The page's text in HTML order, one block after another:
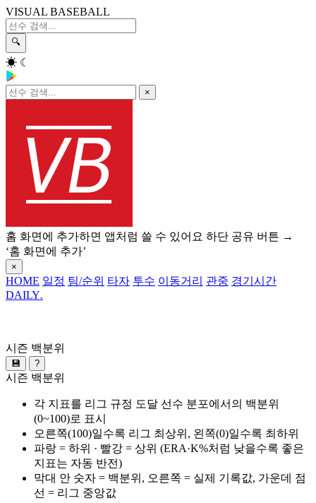
VISUAL BASEBALL
🔍
☀ ☾
×
홈 화면에 추가하면 앱처럼 쓸 수 있어요 하단 공유 버튼 →
‘홈 화면에 추가’
×
HOME 일정 팀/순위 타자 투수 이동거리 관중 경기시간
DAILY.
시즌 백분위
💾 ?
시즌 백분위
각 지표를 리그 규정 도달 선수 분포에서의 백분위
(0~100)로 표시
오른쪽(100)일수록 리그 최상위, 왼쪽(0)일수록 최하위
파랑 = 하위 · 빨강 = 상위 (ERA·K%처럼 낮을수록 좋은
지표는 자동 반전)
막대 안 숫자 = 백분위, 오른쪽 = 실제 기록값, 가운데 점
선 = 리그 중앙값